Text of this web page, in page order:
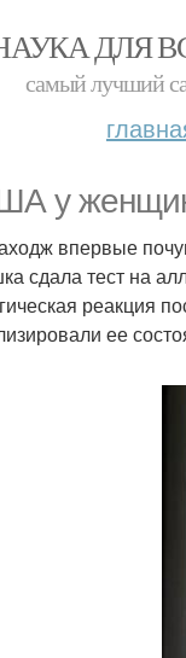
ДЛЯ
самый лучший
у
впервые
сдала тест на
реакция
ее